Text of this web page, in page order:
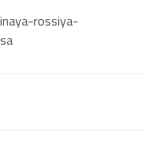
rossiya-